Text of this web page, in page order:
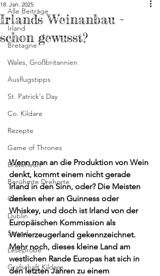
Alle Beiträge
Irland
Bretagne
Wales, Großbritannien
Ausflugstipps
St. Patrick's Day
Co. Kildare
Rezepte
Game of Thrones
Braveheart
Berühmte Drehorte
Ostern
Dublin
Strand
Leseprobe
Grafschaft Kildare
Irlands Weinanbau -
schon gewusst?
18. Jan. 2025
Wenn man an die Produktion von Wein
denkt, kommt einem nicht gerade
Irland in den Sinn, oder? Die Meisten
denken eher an Guinness oder
Whiskey, und doch ist Irland von der
Europäischen Kommission als
Weinerzeugerland gekennzeichnet.
Mehr noch, dieses kleine Land am
westlichen Rande Europas hat sich in
den letzten Jahren zu einem